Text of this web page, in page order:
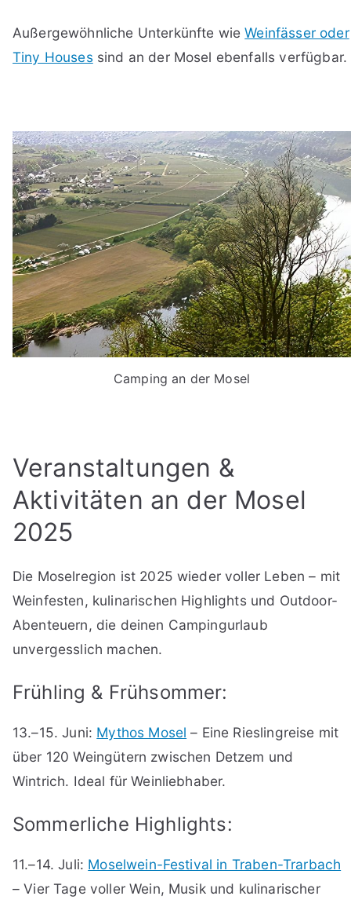
Außergewöhnliche Unterkünfte wieWeinfässer oder
Tiny Housessind an der Mosel ebenfalls verfügbar.
Camping an der Mosel
Veranstaltungen &
Aktivitäten an der Mosel
2025
Die Moselregion ist 2025 wieder voller Leben – mit
Weinfesten, kulinarischen Highlights und Outdoor-
Abenteuern, die deinen Campingurlaub
unvergesslich machen.
Frühling & Frühsommer:
13.–15. Juni: Mythos Mosel – Eine Rieslingreise mit
über 120 Weingütern zwischen Detzem und
Wintrich. Ideal für Weinliebhaber.
Sommerliche Highlights:
11.–14. Juli: Moselwein-Festival in Traben-Trarbach
– Vier Tage voller Wein, Musik und kulinarischer